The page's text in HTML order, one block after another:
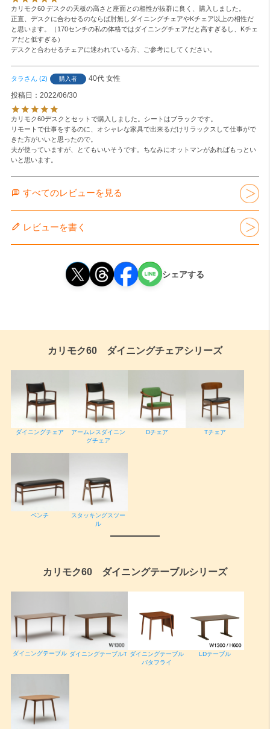
カリモク60 デスクの天板の高さと座面との相性が抜群に良く、購入しました。
正直、デスクに合わせるのならば肘無しダイニングチェアやKチェア以上の相性だ
と思います。（170センチの私の体格ではダイニングチェアだと高すぎるし、Kチェ
アだと低すぎる）
デスクと合わせるチェアに迷われている方、ご参考にしてください。
タラ 2 購入者 40代 女性
投稿日
2022/06/30
カリモク60デスクとセットで購入しました。シートはブラックです。
リモートで仕事をするのに、オシャレな家具で出来るだけリラックスして仕事がで
きた方がいいと思ったので。
夫が使っていますが、とてもいいそうです。ちなみにオットマンがあればもっとい
いと思います。
すべてのレビューを見る
レビューを書く
シェアする
カリモク60 ダイニングチェアシリーズ
ダイニングチェア
アームレスダイニン
グチェア
Dチェア Tチェア
ベンチ
スタッキングスツー
ル
カリモク60 ダイニングテーブルシリーズ
ダイニングテーブル ダイニングテーブルT ダイニングテーブル
バタフライ
LDテーブル